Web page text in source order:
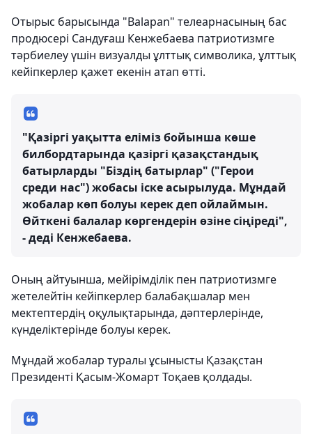
Отырыс барысында "Balapan" телеарнасының бас
продюсері Сандуғаш Кенжебаева патриотизмге
тәрбиелеу үшін визуалды ұлттық символика, ұлттық
кейіпкерлер қажет екенін атап өтті.
"Қазіргі уақытта еліміз бойынша көше
билбордтарында қазіргі қазақстандық
батырларды "Біздің батырлар" ("Герои
среди нас") жобасы іске асырылуда. Мұндай
жобалар көп болуы керек деп ойлаймын.
Өйткені балалар көргендерін өзіне сіңіреді",
- деді Кенжебаева.
Оның айтуынша, мейірімділік пен патриотизмге
жетелейтін кейіпкерлер балабақшалар мен
мектептердің оқулықтарында, дәптерлерінде,
күнделіктерінде болуы керек.
Мұндай жобалар туралы ұсынысты Қазақстан
Президенті Қасым-Жомарт Тоқаев қолдады.